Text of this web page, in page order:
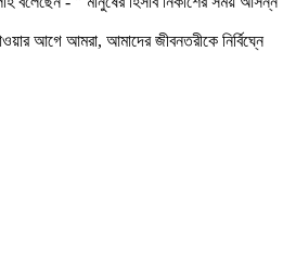
আগে আমরা, আমাদের জীবনতরীকে নির্বিঘ্নে